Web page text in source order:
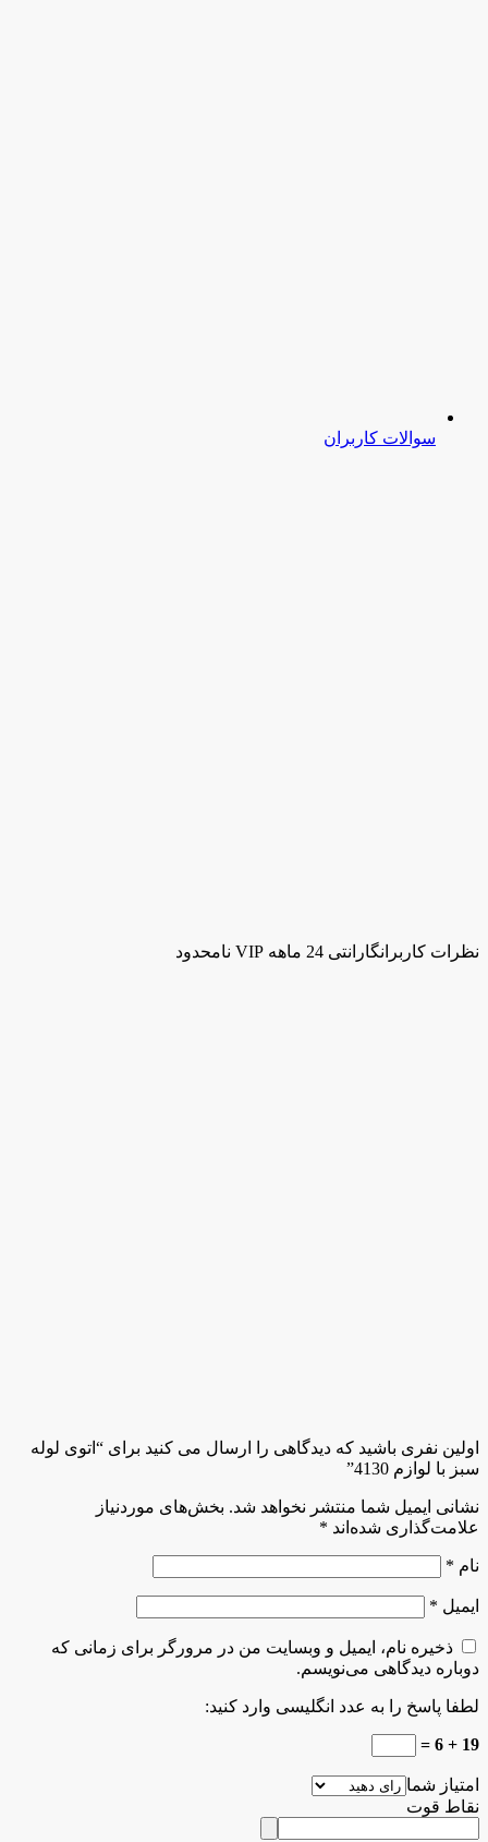
سوالات کاربران
نظرات کاربرانگارانتی 24 ماهه VIP نامحدود
اولین نفری باشید که دیدگاهی را ارسال می کنید برای “اتوی لوله
سبز با لوازم 4130”
نشانی ایمیل شما منتشر نخواهد شد. بخش‌های موردنیاز
علامت‌گذاری شده‌اند *
نام *
ایمیل *
ذخیره نام، ایمیل و وبسایت من در مرورگر برای زمانی که
دوباره دیدگاهی می‌نویسم.
لطفا پاسخ را به عدد انگلیسی وارد کنید:
19 + 6 =
امتیاز شما
نقاط قوت